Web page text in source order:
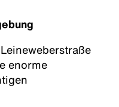
enorme